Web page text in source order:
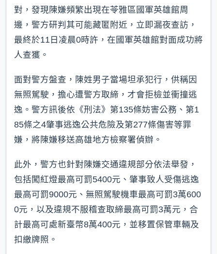
對，發現陳嫌頻繁出現在苓雅區國軍英雄館周
邊，警方研判其可能藏匿附近，立即漏夜查訪，
最終於11日凌晨0時許，在國軍英雄館對面成功將
人查獲。
面對警方盤查，陳姓男子當場坦承犯行，供稱因
無照駕駛，擔心遭警方取締，才會拒檢並衝撞逃
逸。警方訊後依《刑法》第135條妨害公務、第1
85條之4肇事逃逸公共危險及第277條傷害等罪
嫌，將陳嫌移送高雄地方檢察署偵辦。
此外，警方也針對陳嫌交通違規部分依法舉發，
包括闖紅燈最高可罰5400元、肇事致人受傷逃逸
最高可罰9000元、無照駕駛機車最高可罰3萬600
0元，以及違規不服稽查取締最高可罰3萬元，合
計最高可處新臺幣8萬400元，並移置保管車輛及
扣繳牌照。